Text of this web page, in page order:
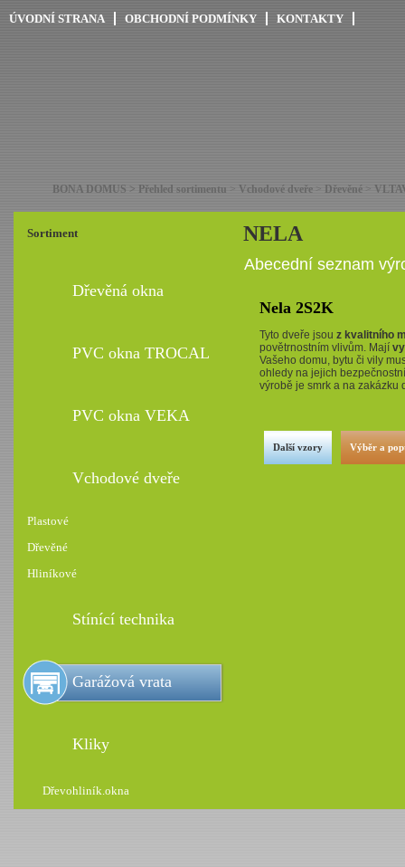
ÚVODNÍ STRANA OBCHODNÍ PODMÍNKY KONTAKTY
BONA DOMUS > Přehled sortimentu > Vchodové dveře > Dřevěné >
Sortiment NELA
Dřevěná okna
PVC okna TROCAL
PVC okna VEKA
Vchodové dveře
Plastové
Dřevěné
Hliníkové
Stínící technika
Garážová vrata
Kliky
Dřevohliník.okna
Abecední seznam
Nela 2S2K
Tyto dveře jsou z kvalitního
povětrnostním vlivům. Mají
Vašeho domu, bytu či vily
ohledy na jejich
výrobě je smrk a na zakázku
Další vzory Výběr a